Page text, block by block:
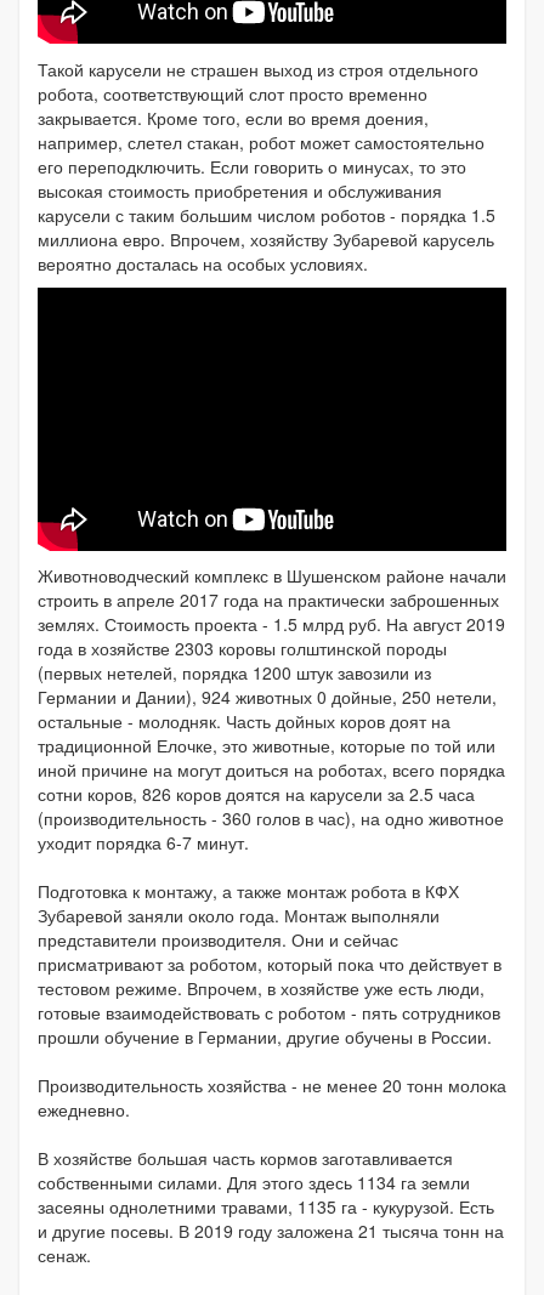
Такой карусели не страшен выход из строя отдельного
робота, соответствующий слот просто временно
закрывается. Кроме того, если во время доения,
например, слетел стакан, робот может самостоятельно
его переподключить. Если говорить о минусах, то это
высокая стоимость приобретения и обслуживания
карусели с таким большим числом роботов - порядка 1.5
миллиона евро. Впрочем, хозяйству Зубаревой карусель
вероятно досталась на особых условиях.
Животноводческий комплекс в Шушенском районе начали
строить в апреле 2017 года на практически заброшенных
землях. Стоимость проекта - 1.5 млрд руб. На август 2019
года в хозяйстве 2303 коровы голштинской породы
(первых нетелей, порядка 1200 штук завозили из
Германии и Дании), 924 животных 0 дойные, 250 нетели,
остальные - молодняк. Часть дойных коров доят на
традиционной Елочке, это животные, которые по той или
иной причине на могут доиться на роботах, всего порядка
сотни коров, 826 коров доятся на карусели за 2.5 часа
(производительность - 360 голов в час), на одно животное
уходит порядка 6-7 минут.
Подготовка к монтажу, а также монтаж робота в КФХ
Зубаревой заняли около года. Монтаж выполняли
представители производителя. Они и сейчас
присматривают за роботом, который пока что действует в
тестовом режиме. Впрочем, в хозяйстве уже есть люди,
готовые взаимодействовать с роботом - пять сотрудников
прошли обучение в Германии, другие обучены в России.
Производительность хозяйства - не менее 20 тонн молока
ежедневно.
В хозяйстве большая часть кормов заготавливается
собственными силами. Для этого здесь 1134 га земли
засеяны однолетними травами, 1135 га - кукурузой. Есть
и другие посевы. В 2019 году заложена 21 тысяча тонн на
сенаж.